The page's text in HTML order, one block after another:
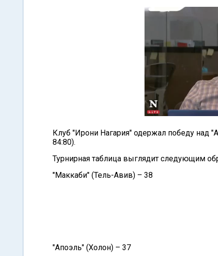
Клуб "Ирони Нагария" одержал победу над
84:80).
Турнирная таблица выглядит следующим
"Маккаби" (Тель-Авив) – 38
"Апоэль" (Холон) – 37